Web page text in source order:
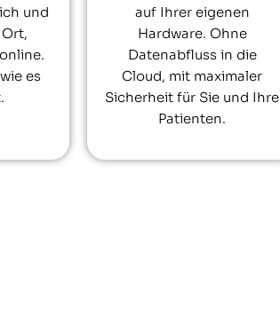
und
es
auf Ihrer eigenen
Hardware. Ohne
Datenabfluss in die
Cloud, mit maximaler
Sicherheit für Sie und Ihre
Patienten.